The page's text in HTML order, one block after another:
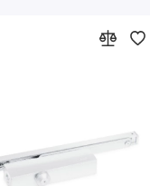
вес двери,
доводчика